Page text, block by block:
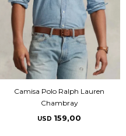
Camisa Polo Ralph Lauren
Chambray
USD 159,00